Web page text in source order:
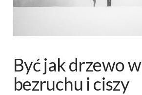
Być jak drzewo w
bezruchu i ciszy